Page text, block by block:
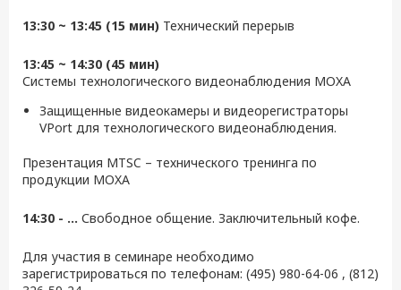
13:30 ~ 13:45 (15 мин) Технический перерыв
13:45 ~ 14:30 (45 мин)
Системы технологического видеонаблюдения MOXA
Защищенные видеокамеры и видеорегистраторы
VPort для технологического видеонаблюдения.
Презентация MTSC – технического тренинга по
продукции MOXA
14:30 - ... Свободное общение. Заключительный кофе.
Для участия в семинаре необходимо
зарегистрироваться по телефонам: (495) 980-64-06 , (812)